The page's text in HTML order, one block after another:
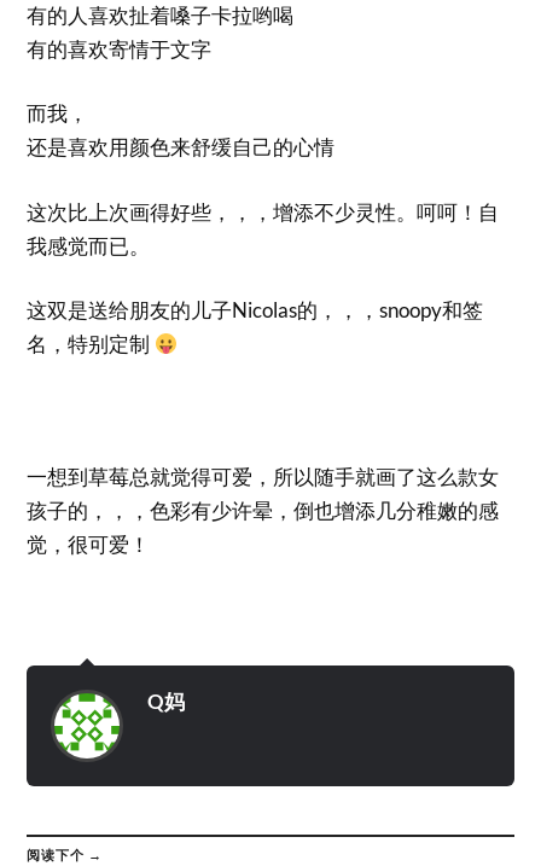
有的人喜欢扯着嗓子卡拉哟喝
有的喜欢寄情于文字
而我，
还是喜欢用颜色来舒缓自己的心情
这次比上次画得好些，，，增添不少灵性。呵呵！自
我感觉而已。
这双是送给朋友的儿子Nicolas的，，，snoopy和签
名，特别定制
一想到草莓总就觉得可爱，所以随手就画了这么款女
孩子的，，，色彩有少许晕，倒也增添几分稚嫩的感
觉，很可爱！
Q妈
阅读下个 →